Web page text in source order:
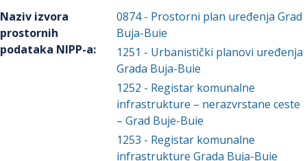
Naziv izvora
prostornih
podataka NIPP-a:
0874- Prostorni plan uređenja Grad
Buja-Buie
1251 - Urbanistički planovi uređenja
Grada Buja-Buie
1252 - Registar komunalne
infrastrukture – nerazvrstane ceste
– Grad Buje-Buie
1253 - Registar komunalne
infrastrukture Grada Buja-Buie